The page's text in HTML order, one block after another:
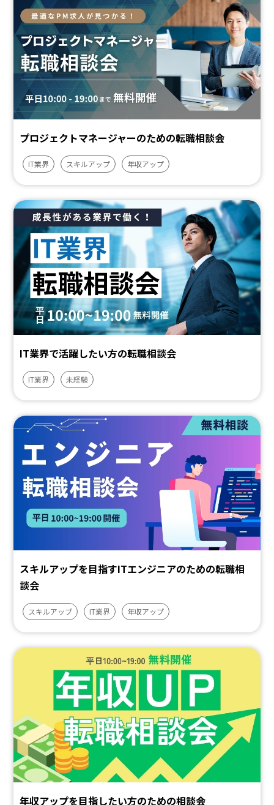
プロジェクトマネージャーのための転職相談会
IT業界 スキルアップ 年収アップ
IT業界で活躍したい方の転職相談会
IT業界 未経験
スキルアップを目指すITエンジニアのための転職相
談会
スキルアップ IT業界 年収アップ
年収アップを目指したい方のための相談会